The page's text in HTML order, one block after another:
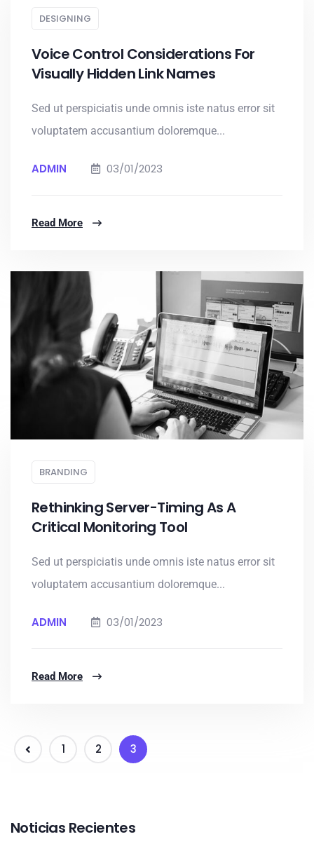
DESIGNING
Voice Control Considerations For
Visually Hidden Link Names
Sed ut perspiciatis unde omnis iste natus error sit
voluptatem accusantium doloremque...
ADMIN 03/01/2023
Read More
BRANDING
Rethinking Server-Timing As A
Critical Monitoring Tool
Sed ut perspiciatis unde omnis iste natus error sit
voluptatem accusantium doloremque...
ADMIN 03/01/2023
Read More
1 2 3
Noticias Recientes